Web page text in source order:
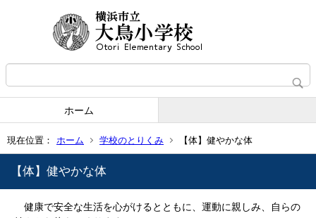
ホーム
現在位置： ホーム 学校のとりくみ 【体】健やかな体
【体】健やかな体
健康で安全な生活を心がけるとともに、運動に親しみ、自らの